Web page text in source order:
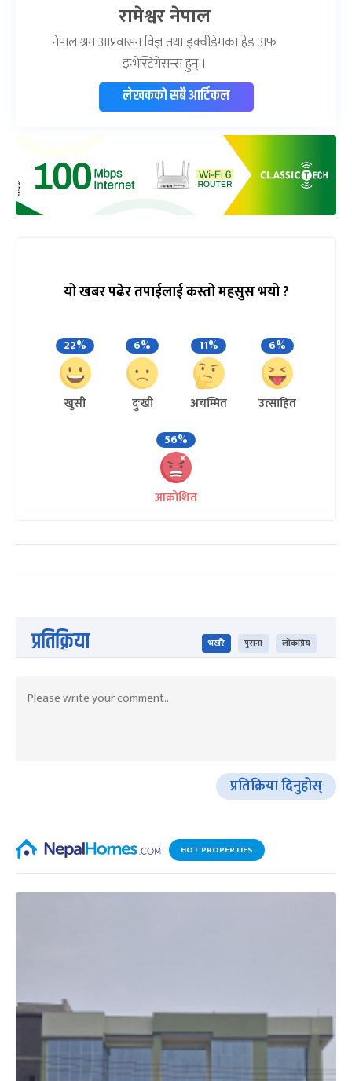
रामेश्वर नेपाल
नेपाल श्रम आप्रवासन विज्ञ तथा इक्वीडेमका हेड अफ
इन्भेस्टिगेसन्स हुन् ।
लेखकको सबै आर्टिकल
यो खबर पढेर तपाईलाई कस्तो महसुस भयो ?
22%
खुसी
6%
दुःखी
11%
अचम्मित
6%
उत्साहित
56%
आक्रोशित
प्रतिक्रिया भर्खरै पुराना लोकप्रिय
प्रतिक्रिया दिनुहोस्
HOT PROPERTIES